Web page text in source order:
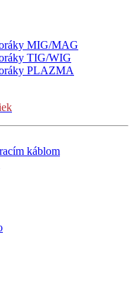
MIG/MAG
TIG/WIG
PLAZMA
káblom